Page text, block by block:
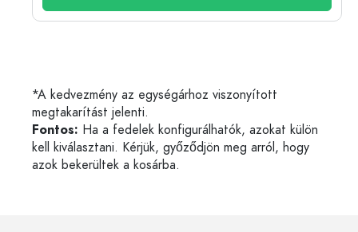
*A kedvezmény az egységárhoz viszonyított
megtakarítást jelenti.
Fontos: Ha a fedelek konfigurálhatók, azokat külön
kell kiválasztani. Kérjük, győződjön meg arról, hogy
azok bekerültek a kosárba.